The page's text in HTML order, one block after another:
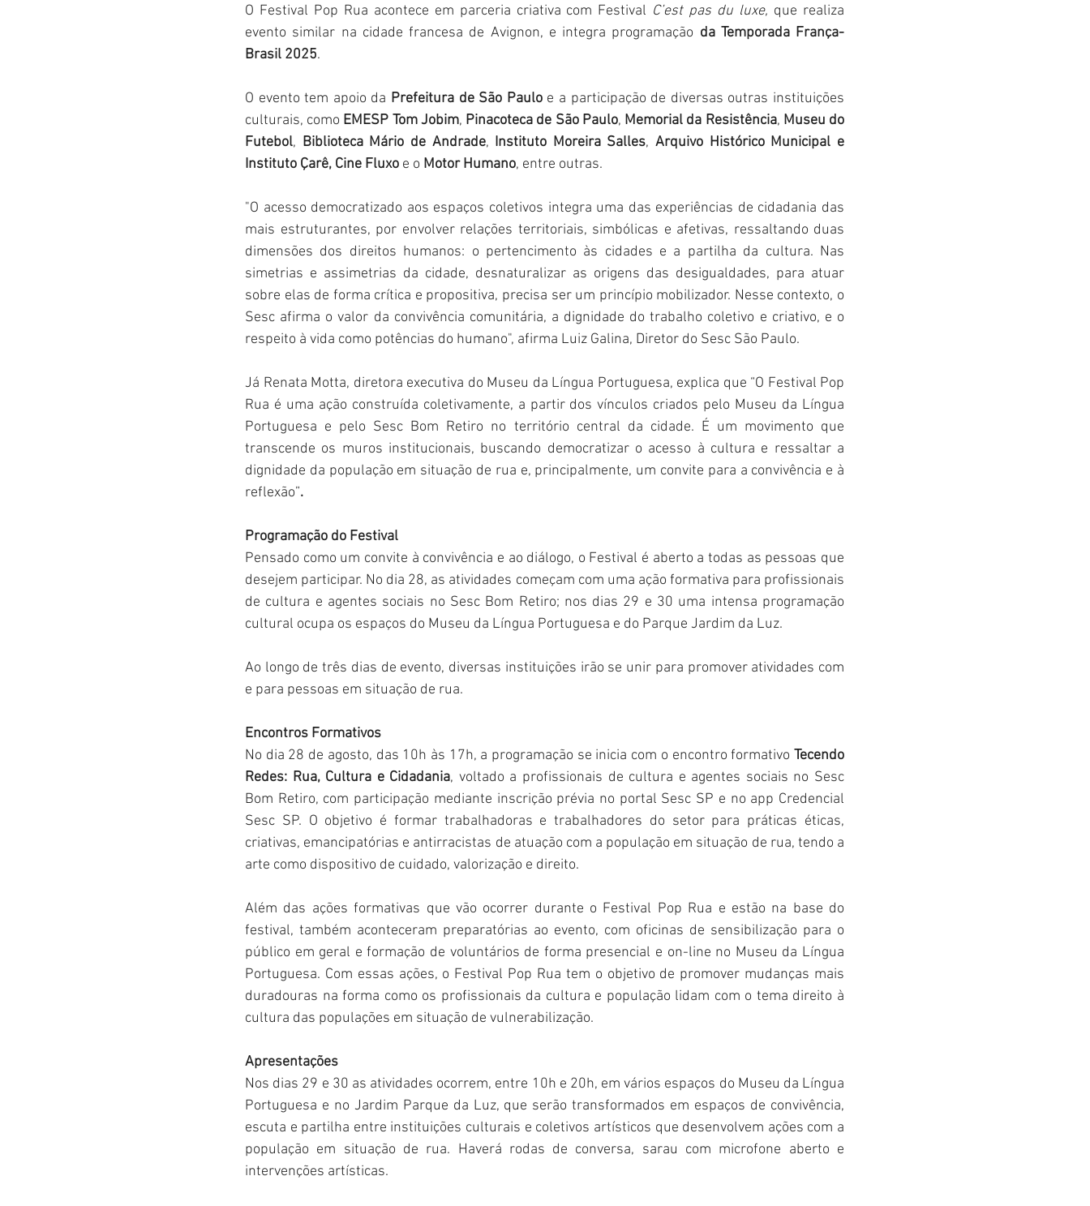
O Festival Pop Rua acontece em parceria criativa com Festival C’est pas du luxe, que realiza
evento similar na cidade francesa de Avignon, e integra programação da Temporada França-
Brasil 2025.
O evento tem apoio da Prefeitura de São Paulo e a participação de diversas outras instituições
culturais, como EMESP Tom Jobim, Pinacoteca de São Paulo, Memorial da Resistência, Museu do
Futebol, Biblioteca Mário de Andrade, Instituto Moreira Salles, Arquivo Histórico Municipal e
Instituto Çarê, Cine Fluxo e o Motor Humano, entre outras.
"O acesso democratizado aos espaços coletivos integra uma das experiências de cidadania das
mais estruturantes, por envolver relações territoriais, simbólicas e afetivas, ressaltando duas
dimensões dos direitos humanos: o pertencimento às cidades e a partilha da cultura. Nas
simetrias e assimetrias da cidade, desnaturalizar as origens das desigualdades, para atuar
sobre elas de forma crítica e propositiva, precisa ser um princípio mobilizador. Nesse contexto, o
Sesc afirma o valor da convivência comunitária, a dignidade do trabalho coletivo e criativo, e o
respeito à vida como potências do humano", afirma Luiz Galina, Diretor do Sesc São Paulo.
Já Renata Motta, diretora executiva do Museu da Língua Portuguesa, explica que “O Festival Pop
Rua é uma ação construída coletivamente, a partir dos vínculos criados pelo Museu da Língua
Portuguesa e pelo Sesc Bom Retiro no território central da cidade. É um movimento que
transcende os muros institucionais, buscando democratizar o acesso à cultura e ressaltar a
dignidade da população em situação de rua e, principalmente, um convite para a convivência e à
reflexão”.
Programação do Festival
Pensado como um convite à convivência e ao diálogo, o Festival é aberto a todas as pessoas que
desejem participar. No dia 28, as atividades começam com uma ação formativa para profissionais
de cultura e agentes sociais no Sesc Bom Retiro; nos dias 29 e 30 uma intensa programação
cultural ocupa os espaços do Museu da Língua Portuguesa e do Parque Jardim da Luz.
Ao longo de três dias de evento, diversas instituições irão se unir para promover atividades com
e para pessoas em situação de rua.
Encontros Formativos
No dia 28 de agosto, das 10h às 17h, a programação se inicia com o encontro formativo Tecendo
Redes: Rua, Cultura e Cidadania, voltado a profissionais de cultura e agentes sociais no Sesc
Bom Retiro, com participação mediante inscrição prévia no portal Sesc SP e no app Credencial
Sesc SP. O objetivo é formar trabalhadoras e trabalhadores do setor para práticas éticas,
criativas, emancipatórias e antirracistas de atuação com a população em situação de rua, tendo a
arte como dispositivo de cuidado, valorização e direito.
Além das ações formativas que vão ocorrer durante o Festival Pop Rua e estão na base do
festival, também aconteceram preparatórias ao evento, com oficinas de sensibilização para o
público em geral e formação de voluntários de forma presencial e on-line no Museu da Língua
Portuguesa. Com essas ações, o Festival Pop Rua tem o objetivo de promover mudanças mais
duradouras na forma como os profissionais da cultura e população lidam com o tema direito à
cultura das populações em situação de vulnerabilização.
Apresentações
Nos dias 29 e 30 as atividades ocorrem, entre 10h e 20h, em vários espaços do Museu da Língua
Portuguesa e no Jardim Parque da Luz, que serão transformados em espaços de convivência,
escuta e partilha entre instituições culturais e coletivos artísticos que desenvolvem ações com a
população em situação de rua. Haverá rodas de conversa, sarau com microfone aberto e
intervenções artísticas.